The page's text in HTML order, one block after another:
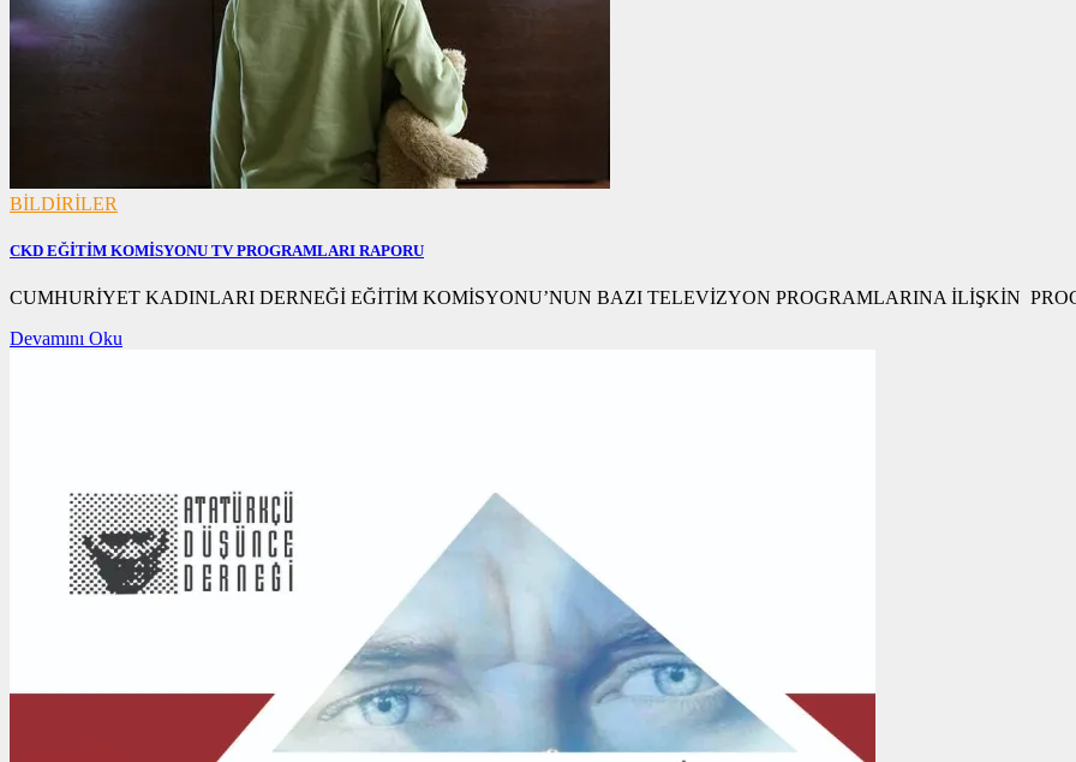
BİLDİRİLER
CKD EĞİTİM KOMİSYONU TV PROGRAMLARI RAPORU
15/12/2020
CUMHURİYET KADINLARI DERNEĞİ EĞİTİM KOMİSYONU’NUN BAZI TELEVİZYON PROGRAMLARINA İLİŞKİN
Devamını Oku